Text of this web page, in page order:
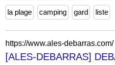
la plage camping gard liste
https://www.ales-debarras.com/
[ALES-DEBARRAS]